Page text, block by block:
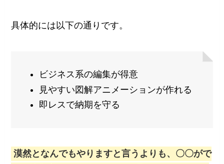
具体的には以下の通りです。
ビジネス系の編集が得意
見やすい図解アニメーションが作れる
即レスで納期を守る
漠然となんでもやりますと言うよりも、〇〇がで